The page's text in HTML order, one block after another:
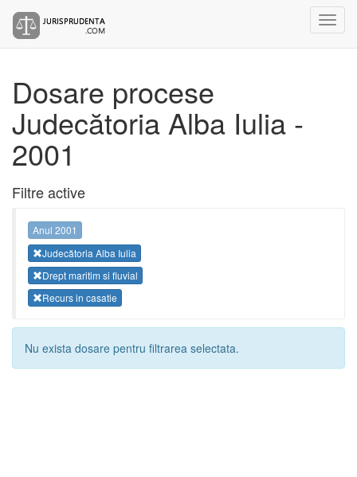
Dosare procese
Judecătoria Alba Iulia -
2001
Filtre active
Anul 2001
Judecătoria Alba Iulia
Drept maritim si fluvial
Recurs in casatie
Nu exista dosare pentru filtrarea selectata.